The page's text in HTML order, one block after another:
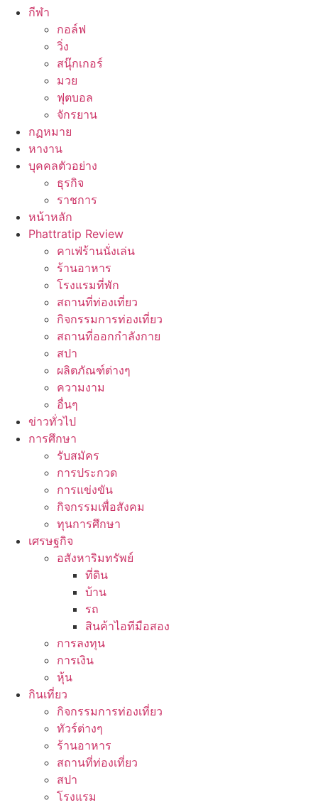
กีฬา
กอล์ฟ
วิ่ง
สนุ๊กเกอร์
มวย
ฟุตบอล
จักรยาน
กฏหมาย
หางาน
บุคคลตัวอย่าง
ธุรกิจ
ราชการ
หน้าหลัก
Phattratip Review
คาเฟ่ร้านนั่งเล่น
ร้านอาหาร
โรงแรมที่พัก
สถานที่ท่องเที่ยว
กิจกรรมการท่องเที่ยว
สถานที่ออกกำลังกาย
สปา
ผลิตภัณฑ์ต่างๆ
ความงาม
อื่นๆ
ข่าวทั่วไป
การศึกษา
รับสมัคร
การประกวด
การแข่งขัน
กิจกรรมเพื่อสังคม
ทุนการศึกษา
เศรษฐกิจ
อสังหาริมทรัพย์
ที่ดิน
บ้าน
รถ
สินค้าไอทีมือสอง
การลงทุน
การเงิน
หุ้น
กินเที่ยว
กิจกรรมการท่องเที่ยว
ทัวร์ต่างๆ
ร้านอาหาร
สถานที่ท่องเที่ยว
สปา
โรงแรม